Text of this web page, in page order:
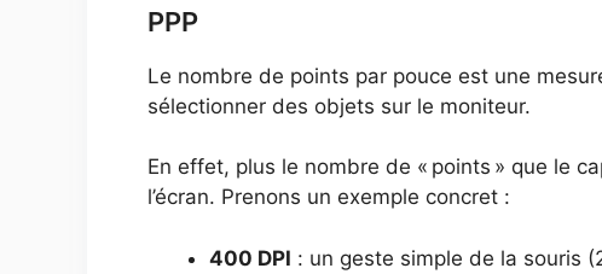
PPP
Le nombre de points par pouce est une
sélectionner des objets sur le moniteur.
En effet, plus le nombre de « points » que le
l’écran. Prenons un exemple concret :
400 DPI : un geste simple de la souris